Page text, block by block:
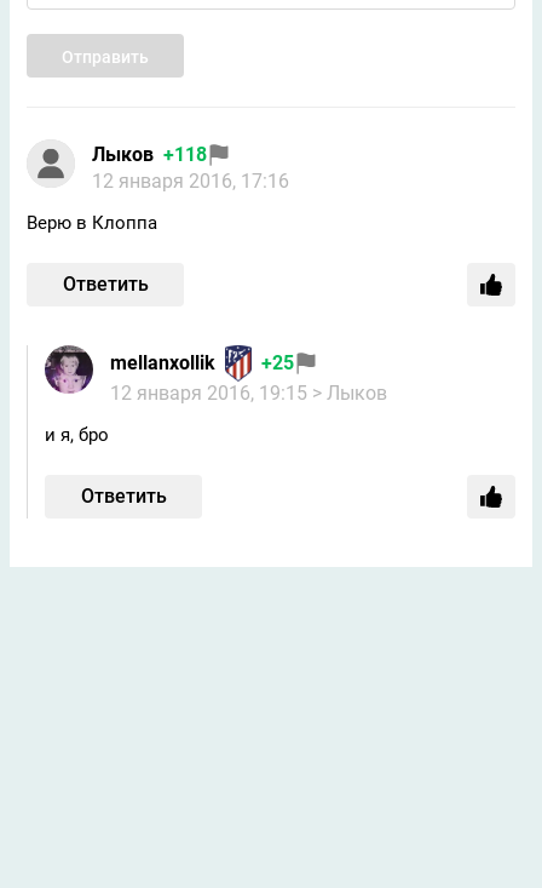
Отправить
Лыков +118
12 января 2016, 17:16
Верю в Клоппа
Ответить
mellanxollik
+25
12 января 2016, 19:15 > Лыков
и я, бро
Ответить